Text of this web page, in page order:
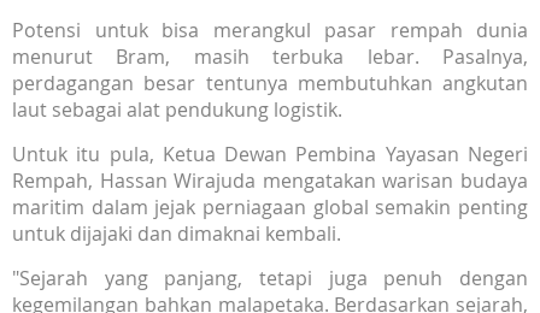
Potensi untuk bisa merangkul pasar rempah dunia
menurut Bram, masih terbuka lebar. Pasalnya,
perdagangan besar tentunya membutuhkan angkutan
laut sebagai alat pendukung logistik.
Untuk itu pula, Ketua Dewan Pembina Yayasan Negeri
Rempah, Hassan Wirajuda mengatakan warisan budaya
maritim dalam jejak perniagaan global semakin penting
untuk dijajaki dan dimaknai kembali.
"Sejarah yang panjang, tetapi juga penuh dengan
kegemilangan bahkan malapetaka. Berdasarkan sejarah,